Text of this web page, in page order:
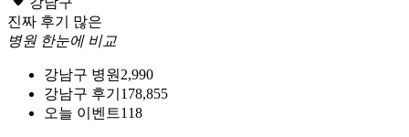
진짜 후기 많은
병원 한눈에 비교
강남구 병원 2,990
강남구 후기 178,855
오늘 이벤트118